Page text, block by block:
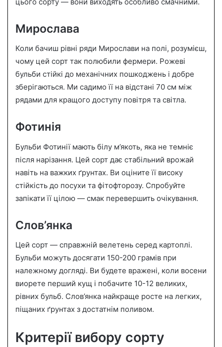
Мирослава
Коли бачиш рівні ряди Мирослави на полі, розумієш,
чому цей сорт так полюбили фермери. Рожеві
бульби стійкі до механічних пошкоджень і добре
зберігаються. Ми садимо її на відстані 70 см між
рядами для кращого доступу повітря та світла.
Фотинія
Бульби Фотинії мають білу м’якоть, яка не темніє
після нарізання. Цей сорт дає стабільний врожай
навіть на важких ґрунтах. Ви оціните її високу
стійкість до посухи та фітофторозу. Спробуйте
запікати її цілою — смак перевершить очікування.
Слов’янка
Цей сорт — справжній велетень серед картоплі.
Бульби можуть досягати 150-200 грамів при
належному догляді. Ви будете вражені, коли восени
виорете перший кущ і побачите 10-12 великих,
рівних бульб. Слов’янка найкраще росте на легких,
піщаних ґрунтах з достатнім поливом.
Критерії вибору сорту